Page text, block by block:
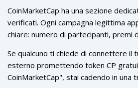
una manipolazione intenzionale.
CoinMarketCap ha una sezione
verificati. Ogni campagna legittima
chiare: numero di partecipanti, premi
quelle di "momo key" o "Playa3ull",
CoPuppy. Inoltre, CoinMarketCap ha
precise: un vero airdrop della
Se qualcuno ti chiede di connettere il
esterno promettendo token CP
CoinMarketCap", stai cadendo in una